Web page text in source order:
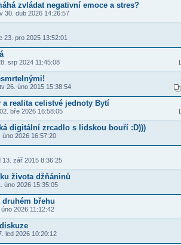
zvládat negativní emoce a stres?
30. dub 2026 14:26:57
23. pro 2025 13:52:01
srp 2024 11:45:08
26. úno 2015 15:38:54
a realita celistvé jednoty Bytí
bře 2026 16:58:05
digitální zrcadlo s lidskou bouří :D)))
úno 2026 16:57:20
13. zář 2015 8:36:25
života džňáninů
úno 2026 15:35:05
druhém břehu
2026 11:12:42
led 2026 10:20:12